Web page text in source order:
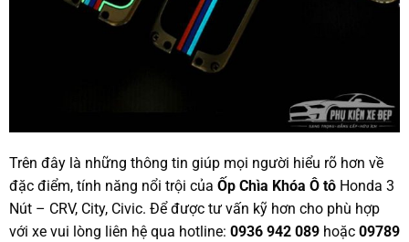
Trên đây là những thông tin giúp mọi người hiểu rõ hơn về
đặc điểm, tính năng nổi trội của Ốp Chìa Khóa Ô tô Honda 3
Nút – CRV, City, Civic. Để được tư vấn kỹ hơn cho phù hợp
với xe vui lòng liên hệ qua hotline: 0936 942 089hoặc 09789